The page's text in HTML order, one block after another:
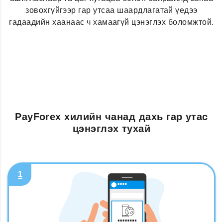
зовохгүйгээр гар утсаа шаардлагатай үедээ
гадаадийн хаанаас ч хамаагүй цэнэглэх боломжтой.
PayForex хилийн чанад дахь гар утас
цэнэглэх тухай
1